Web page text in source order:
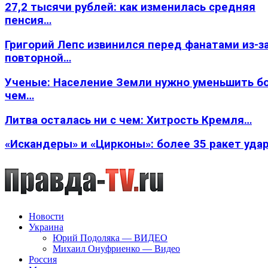
27,2 тысячи рублей: как изменилась средняя
пенсия…
Григорий Лепс извинился перед фанатами из-
повторной…
Ученые: Население Земли нужно уменьшить
чем…
Литва осталась ни с чем: Хитрость Кремля…
«Искандеры» и «Цирконы»: более 35 ракет
Новости
Украина
Юрий Подоляка — ВИДЕО
Михаил Онуфриенко — Видео
Россия